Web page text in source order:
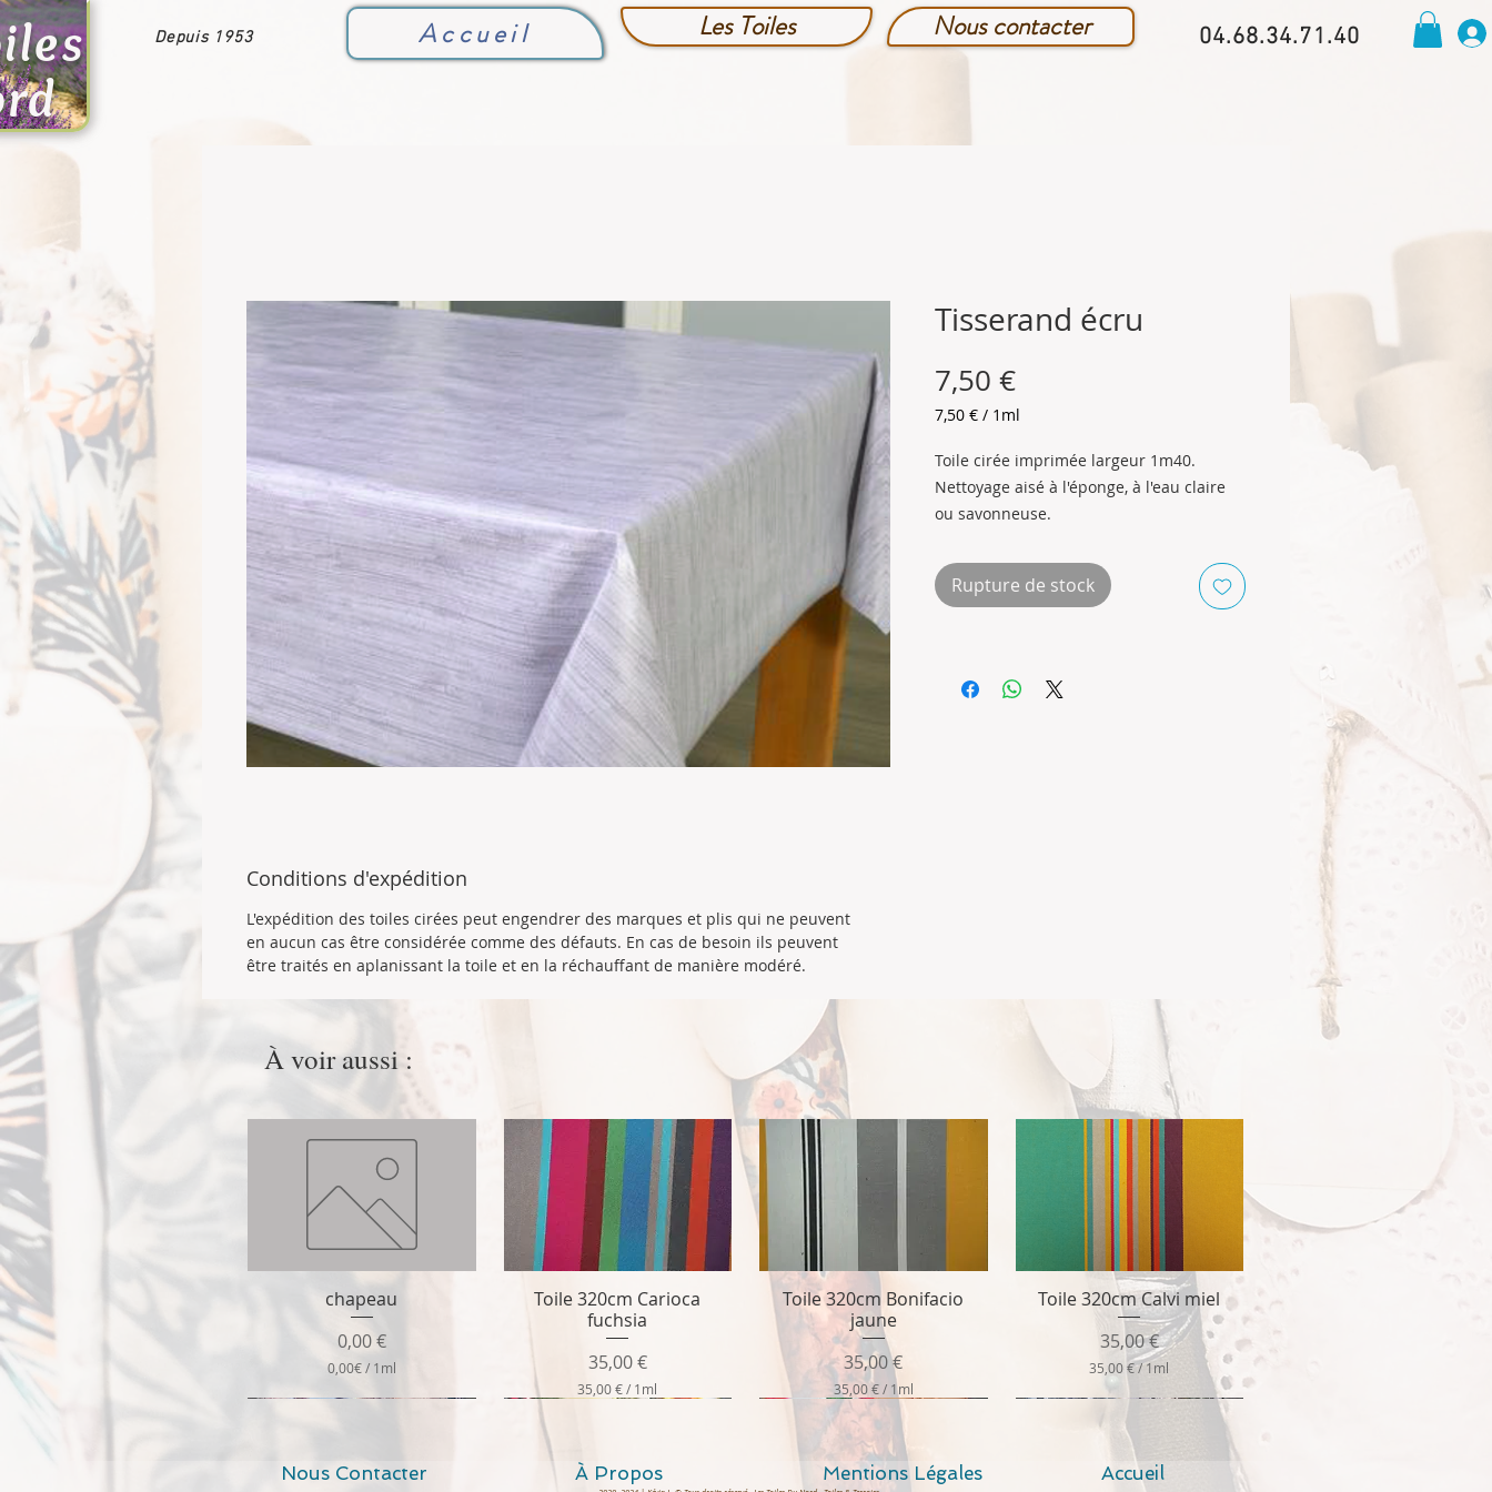
Les Toiles Nous contacter 04.68.34.71.40
Accueil
Depuis 1953
Tisserand écru
7,50 €Prix
7,50 € / 1ml
pour
1
Millilitre
Toile cirée imprimée largeur 1m40.
Nettoyage aisé à l'éponge, à l'eau claire
ou savonneuse.
Pas de nettoyage abrasif, pas de lavage
en machine.
Rupture de stock
Conditions d'expédition
L'expédition des toiles cirées peut engendrer des marques et plis qui ne peuvent
en aucun cas être considérée comme des défauts. En cas de besoin ils peuvent
être traités en aplanissant la toile et en la réchauffant de manière modéré.
À voir aussi :
Aperçu rapide
chapeau
Prix
0,00 €
0,00€ / 1ml
,
p
Aperçu rapide
Toile 320cm Carioca
fuchsia
Prix
35,00 €
35,00 € / 1ml
0
Aperçu rapide
Toile 320cm Bonifacio
jaune
Prix
35,00 €
35,00 € / 1ml
3
5
,
0
0
Aperçu rapide
Toile 320cm Calvi miel
Prix
35,00 €
35,00 € /1ml
5
0
0
Nous Contacter À Propos Mentions Légales Accueil